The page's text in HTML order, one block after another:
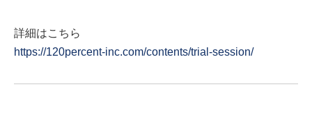
詳細はこちら
https://120percent-inc.com/contents/trial-session/